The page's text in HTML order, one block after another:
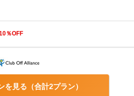
％OFF
合計2プラン
を見る